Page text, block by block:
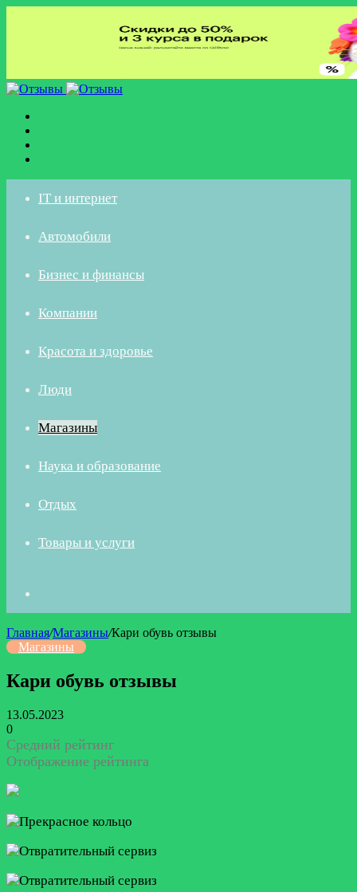
IT и интернет
Автомобили
Бизнес и финансы
Компании
Красота и здоровье
Люди
Магазины
Наука и образование
Отдых
Товары и услуги
Главная/Магазины/Кари обувь отзывы
Магазины
Кари обувь отзывы
13.05.2023
0
Средний рейтинг
Отображение рейтинга